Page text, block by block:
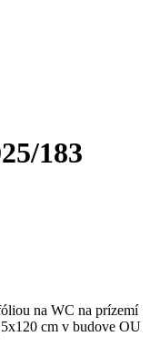
183
na WC na prízemí
cm v budove OU